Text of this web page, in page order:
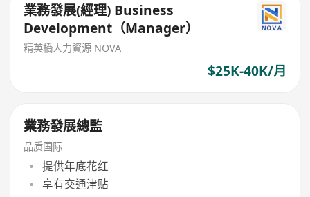
業務發展(經理) Business
Development（Manager）
精英橋人力資源 NOVA
$25K-40K/月
業務發展總監
品质国际
提供年底花红
享有交通津贴